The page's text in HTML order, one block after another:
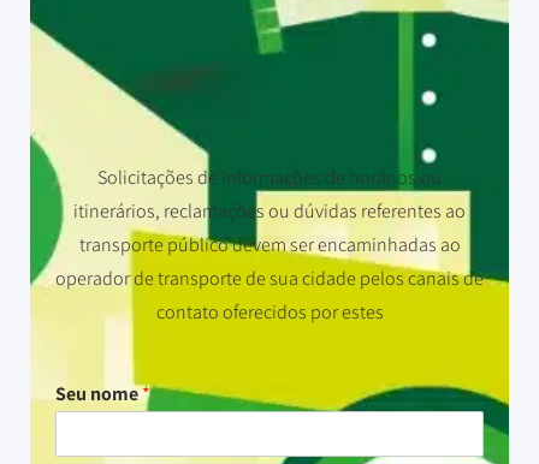
Solicitações de informações de horários ou
itinerários, reclamações ou dúvidas referentes ao
transporte público devem ser encaminhadas ao
operador de transporte de sua cidade pelos canais de
contato oferecidos por estes
Seu nome*